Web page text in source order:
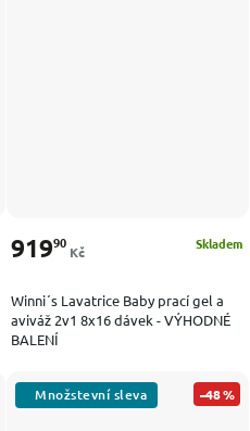
Winni´s Lavatrice Baby prací gel a
aviváž 2v1 8x16 dávek - VÝHODNÉ
BALENÍ
Skladem
91990
Kč
–48 %